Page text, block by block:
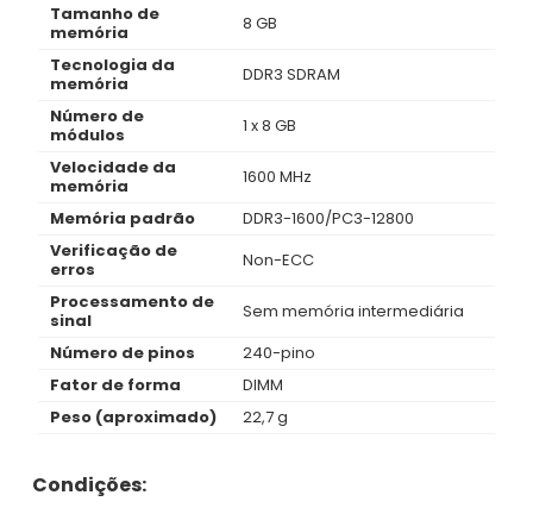
Tamanho de
memória
8 GB
Tecnologia da
memória
DDR3 SDRAM
Número de
módulos
1 x 8 GB
Velocidade da
memória
1600 MHz
Memória padrão
DDR3-1600/PC3-12800
Verificação de
erros
Non-ECC
Processamento de
sinal
Sem memória intermediária
Número de pinos
240-pino
Fator de forma
DIMM
Peso (aproximado)
22,7 g
Condições: